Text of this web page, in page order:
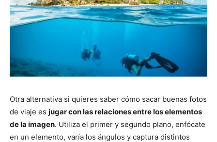
Otra alternativa si quieres saber cómo sacar buenas fotos
de viaje es jugar con las relaciones entre los elementos
de la imagen. Utiliza el primer y segundo plano, enfócate
en un elemento, varía los ángulos y captura distintos